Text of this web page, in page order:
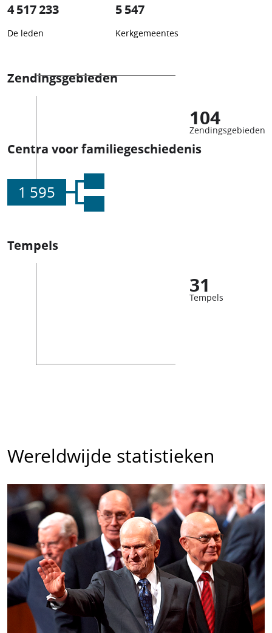
4 517 233
De leden
5 547
Kerkgemeentes
Zendingsgebieden
104
Zendingsgebieden
Centra voor familiegeschiedenis
1 595
Tempels
31
Tempels
Wereldwijde statistieken